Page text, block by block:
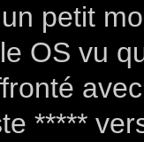
petit
OS vu
*****